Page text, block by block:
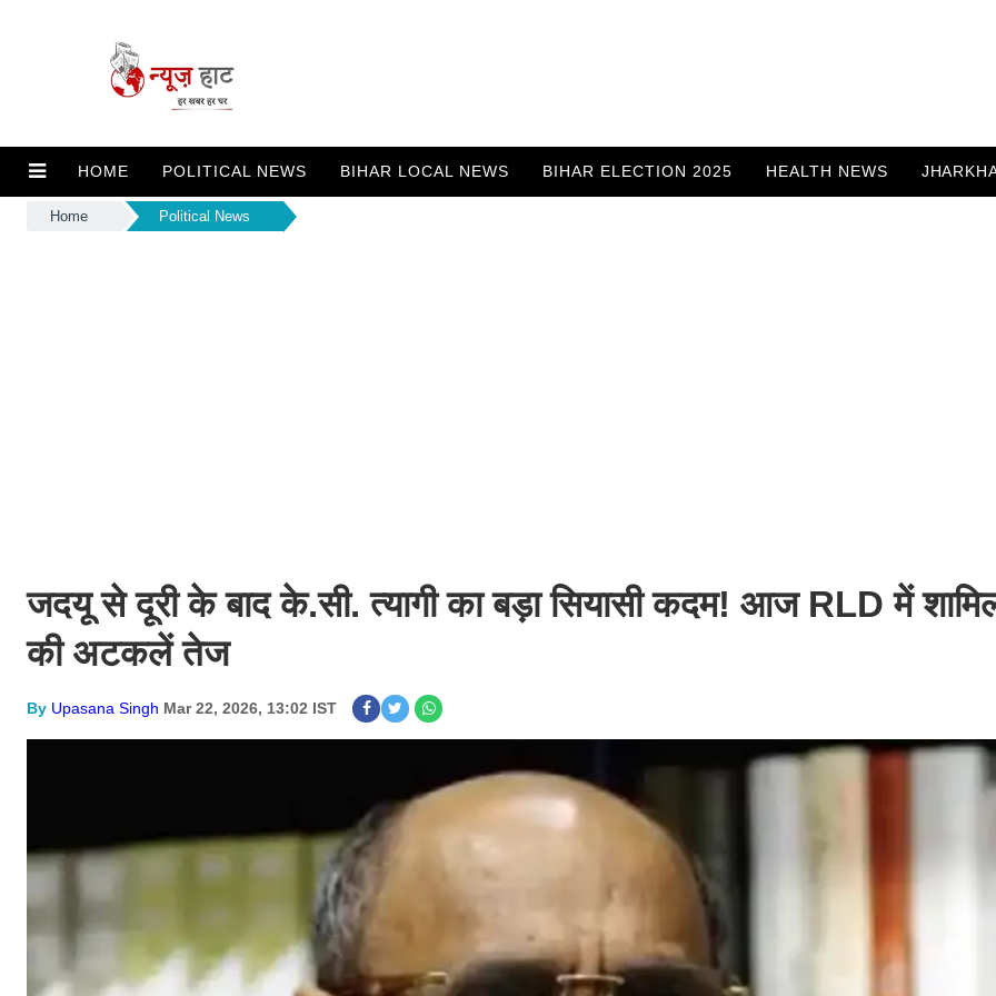
HOME POLITICAL NEWS BIHAR LOCAL NEWS BIHAR ELECTION 2025 HEALTH NEWS
Home Political News
जदयू से दूरी के बाद के.सी. त्यागी का बड़ा सियासी कदम! आज RLD में
की अटकलें तेज
By Upasana Singh Mar 22, 2026, 13:02 IST